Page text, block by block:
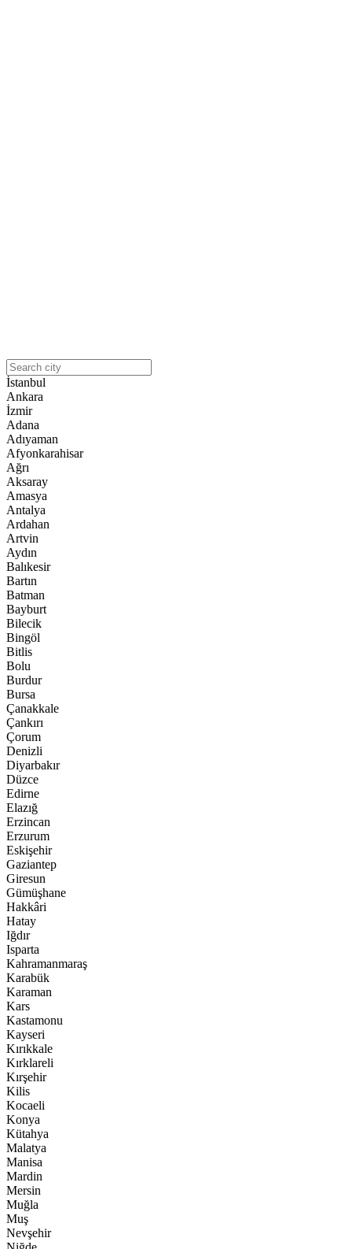
İstanbul
Ankara
İzmir
Adana
Adıyaman
Afyonkarahisar
Ağrı
Aksaray
Amasya
Antalya
Ardahan
Artvin
Aydın
Balıkesir
Bartın
Batman
Bayburt
Bilecik
Bingöl
Bitlis
Bolu
Burdur
Bursa
Çanakkale
Çankırı
Çorum
Denizli
Diyarbakır
Düzce
Edirne
Elazığ
Erzincan
Erzurum
Eskişehir
Gaziantep
Giresun
Gümüşhane
Hakkâri
Hatay
Iğdır
Isparta
Kahramanmaraş
Karabük
Karaman
Kars
Kastamonu
Kayseri
Kırıkkale
Kırklareli
Kırşehir
Kilis
Kocaeli
Konya
Kütahya
Malatya
Manisa
Mardin
Mersin
Muğla
Muş
Nevşehir